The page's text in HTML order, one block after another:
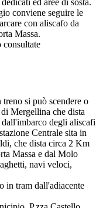
ed aree di sosta.
conviene seguire le
con aliscafo da
Massa.
consultate
si può scendere o
Mergellina che dista
degli aliscafi
Centrale sita in
che dista circa 2 Km
Massa e dal Molo
navi veloci,
in tram dall'adiacente